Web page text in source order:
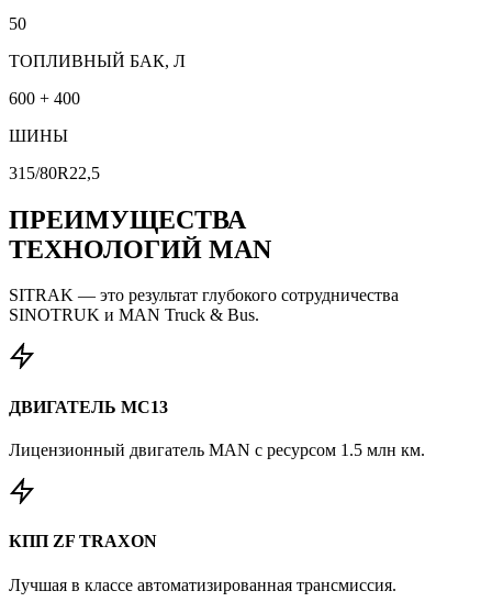
50
ТОПЛИВНЫЙ БАК, Л
600 + 400
ШИНЫ
315/80R22,5
ПРЕИМУЩЕСТВА
ТЕХНОЛОГИЙ MAN
SITRAK — это результат глубокого сотрудничества
SINOTRUK и MAN Truck & Bus.
ДВИГАТЕЛЬ MC13
Лицензионный двигатель MAN с ресурсом 1.5 млн км.
КПП ZF TRAXON
Лучшая в классе автоматизированная трансмиссия.